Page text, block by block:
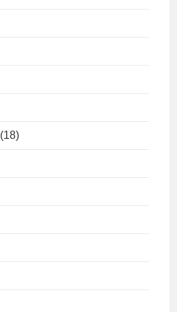
(18)